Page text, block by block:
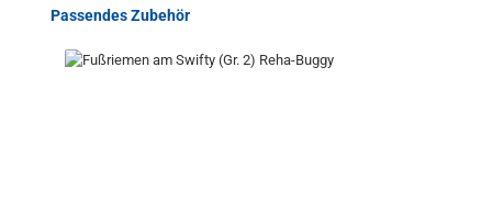
Produktgalerie überspringen
Passendes Zubehör